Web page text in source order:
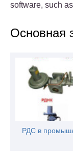
software, such
Основная
РДС в